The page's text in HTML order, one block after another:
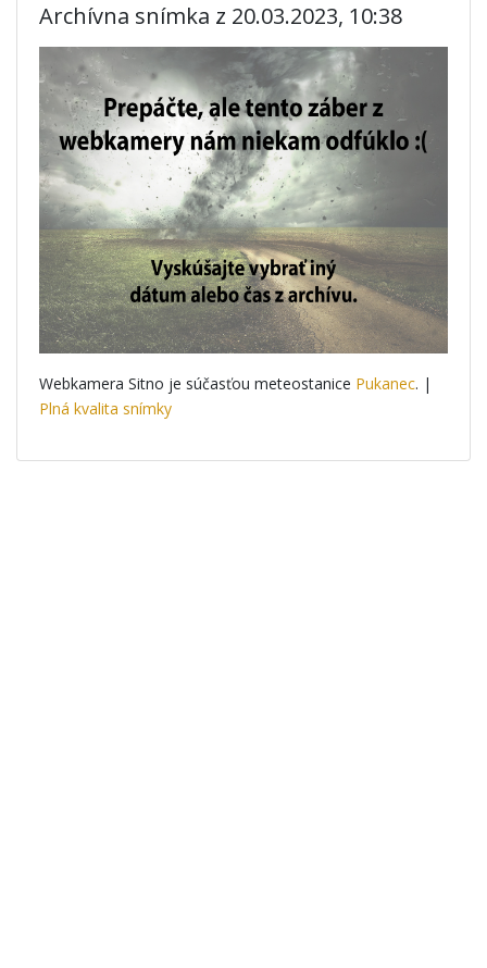
Archívna snímka z 20.03.2023, 10:38
Webkamera Sitno je súčasťou meteostanice Pukanec. |
Plná kvalita snímky